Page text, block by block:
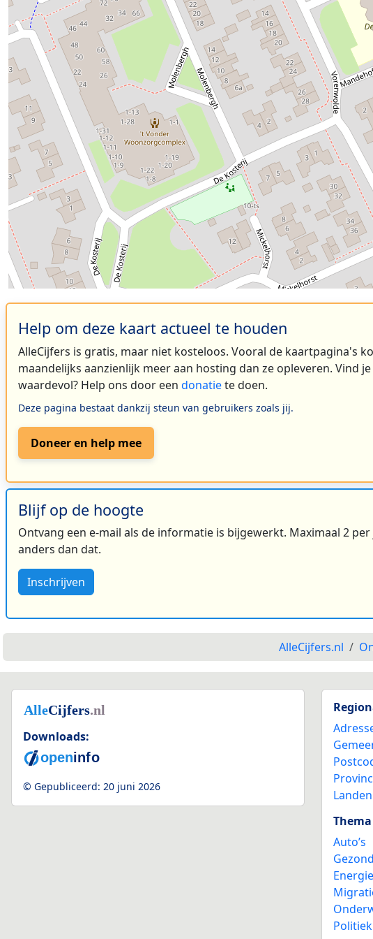
Help om deze kaart actueel te houden
AlleCijfers is gratis, maar niet kosteloos. Vooral de kaartpagina's
maandelijks aanzienlijk meer aan hosting dan ze opleveren. Vind
waardevol? Help ons door een donatiete doen.
Deze pagina bestaat dankzij steun van gebruikers zoals jij.
Doneer en help mee
Blijf op de hoogte
Ontvang een e-mail als de informatie is bijgewerkt. Maximaal 2
anders dan dat.
Inschrijven
AlleCijfers.nl
Downloads:
© Gepubliceerd: 20 juni 2026
Auto’s